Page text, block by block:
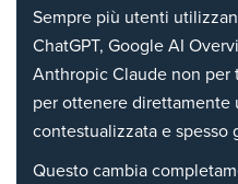
Sempre più utenti
ChatGPT, Google AI
Anthropic Claude non per
per ottenere direttamente
contestualizzata e spesso
Questo cambia